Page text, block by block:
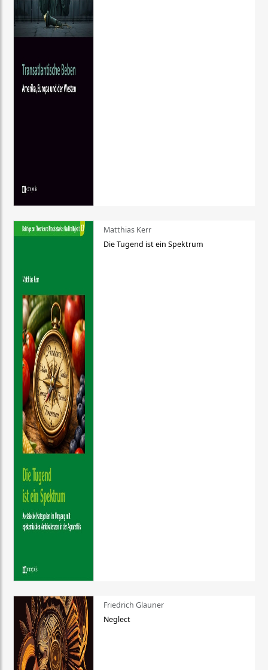
Matthias Kerr
Die Tugend ist ein Spektrum
Friedrich Glauner
Neglect